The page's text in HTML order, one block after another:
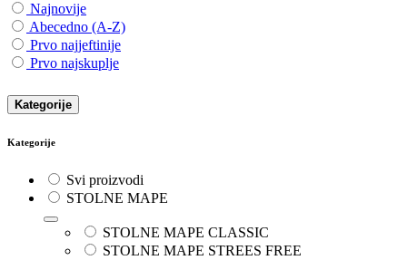
Najnovije
Abecedno (A-Z)
Prvo najjeftinije
Prvo najskuplje
Kategorije
Kategorije
Svi proizvodi
STOLNE MAPE
STOLNE MAPE CLASSIC
STOLNE MAPE STREES FREE